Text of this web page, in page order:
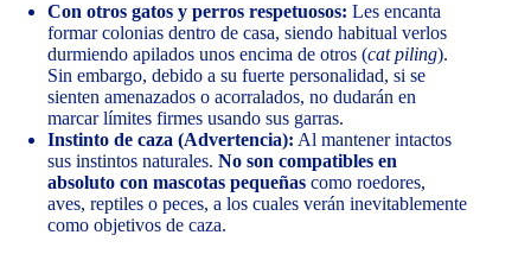
Con otros gatos y perros respetuosos: Les encanta
formar colonias dentro de casa, siendo habitual verlos
durmiendo apilados unos encima de otros (cat piling).
Sin embargo, debido a su fuerte personalidad, si se
sienten amenazados o acorralados, no dudarán en
marcar límites firmes usando sus garras.
Instinto de caza (Advertencia): Al mantener intactos
sus instintos naturales. No son compatibles en
absoluto con mascotas pequeñas como roedores,
aves, reptiles o peces, a los cuales verán inevitablemente
como objetivos de caza.